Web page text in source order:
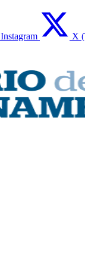
Instagram X